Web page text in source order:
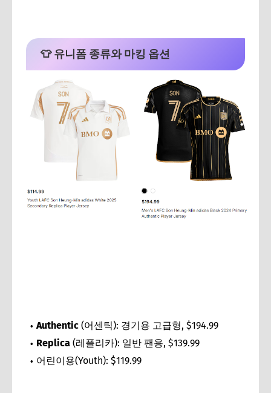
👕 유니폼 종류와 마킹 옵션
Authentic (어센틱): 경기용 고급형, $194.99
Replica (레플리카): 일반 팬용, $139.99
어린이용(Youth): $119.99